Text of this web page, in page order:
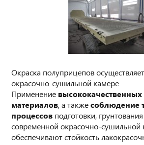
Окраска полуприцепов
окрасочно-сушильной камере.
Применение
материалов, а такжесоблюдение
процессов подготовки,
современной окрасочно-сушильной
обеспечивают стойкость